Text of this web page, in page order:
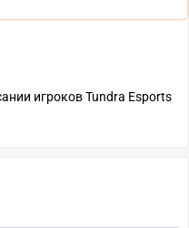
игроков Tundra Esports